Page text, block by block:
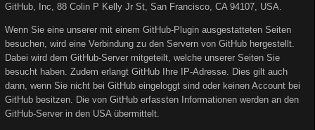
GitHub, Inc, 88 Colin P Kelly Jr St, San Francisco, CA 94107, USA.
Wenn Sie eine unserer mit einem GitHub-Plugin ausgestatteten Seiten
besuchen, wird eine Verbindung zu den Servern von GitHub hergestellt.
Dabei wird dem GitHub-Server mitgeteilt, welche unserer Seiten Sie
besucht haben. Zudem erlangt GitHub Ihre IP-Adresse. Dies gilt auch
dann, wenn Sie nicht bei GitHub eingeloggt sind oder keinen Account bei
GitHub besitzen. Die von GitHub erfassten Informationen werden an den
GitHub-Server in den USA übermittelt.